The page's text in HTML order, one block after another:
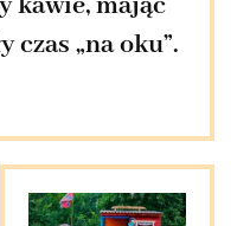
czas „na oku”.